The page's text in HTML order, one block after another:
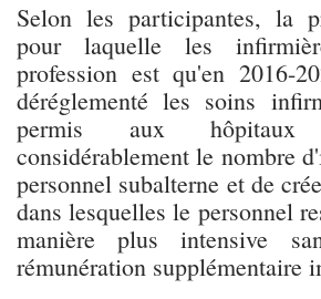
Selon les participantes, la
pour laquelle les
profession est qu'en 2016-
déréglementé les soins
permis aux
considérablement le nombre
personnel subalterne et de
dans lesquelles le personnel
manière plus intensive
rémunération supplémentaire